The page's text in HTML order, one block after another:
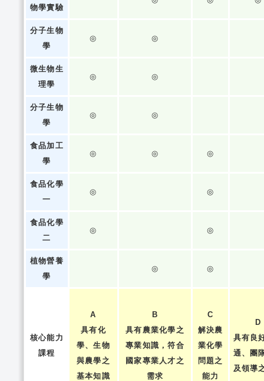
物學實驗
分子生物
學
◎ ◎
微生物生
理學
◎ ◎
分子生物
學
◎ ◎
食品加工
學
◎ ◎ ◎
食品化學
一
◎ ◎
食品化學
二
◎ ◎
植物營養
學
◎ ◎
核心能力
課程
A
具有化
學、生物
與農學之
基本知識
B
具有農業化學之
專業知識，符合
國家專業人才之
需求
C
解決農
業化學
問題之
能力
D
具有良
通、團
及領導